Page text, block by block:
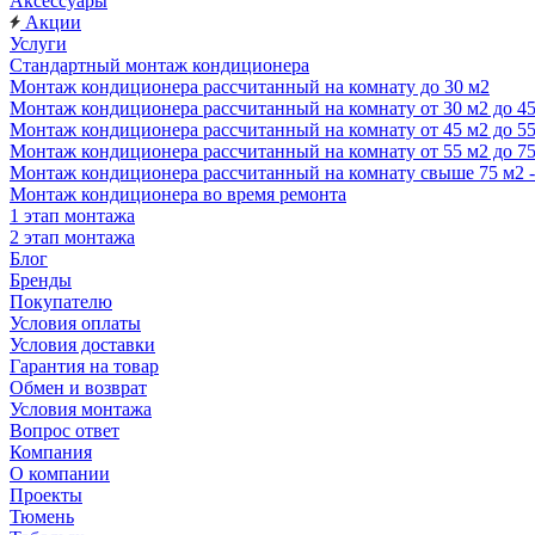
Акции
Услуги
Стандартный монтаж кондиционера
Монтаж кондиционера рассчитанный на комнату до 30 м2
Монтаж кондиционера рассчитанный на комнату от 30 м2 до
Монтаж кондиционера рассчитанный на комнату от 45 м2 до
Монтаж кондиционера рассчитанный на комнату от 55 м2 до
Монтаж кондиционера рассчитанный на комнату свыше 75 м2
Монтаж кондиционера во время ремонта
1 этап монтажа
2 этап монтажа
Блог
Бренды
Покупателю
Условия оплаты
Условия доставки
Гарантия на товар
Обмен и возврат
Условия монтажа
Вопрос ответ
Компания
О компании
Проекты
Тюмень